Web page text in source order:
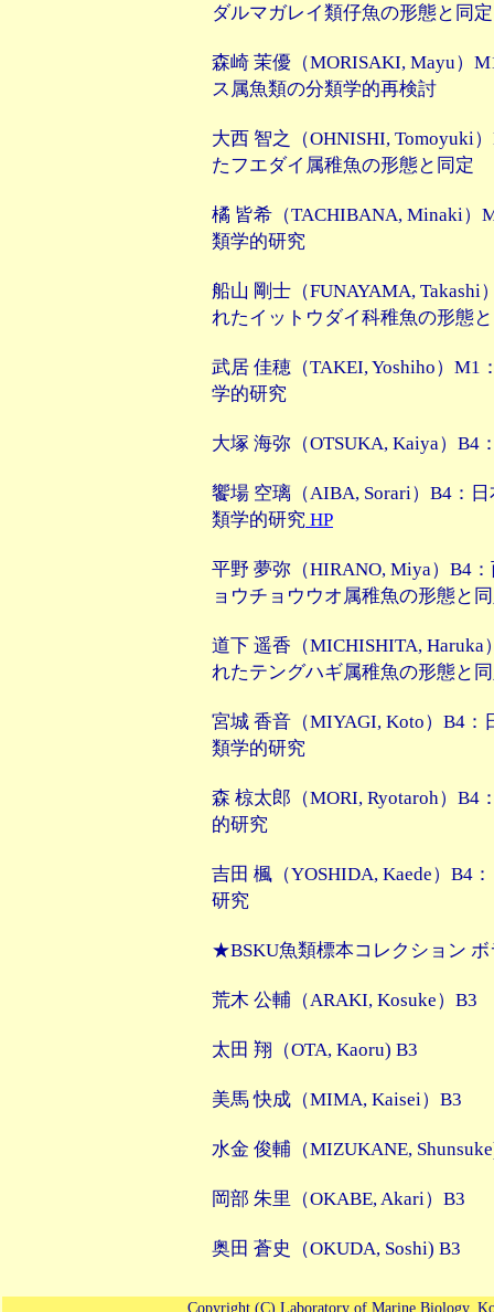
ダルマガレイ類仔魚の形態と同定
森崎 茉優（MORISAKI, Mayu）
ス属魚類の分類学的再検討
大西 智之（OHNISHI, Tomoyuki
たフエダイ属稚魚の形態と同定
橘 皆希（TACHIBANA, Minaki）
類学的研究
船山 剛士（FUNAYAMA,
れたイットウダイ科稚魚の形態
武居 佳穂（TAKEI, Yoshiho）
学的研究
大塚 海弥（OTSUKA, Kaiya）B4
饗場 空璃（AIBA, Sorari）B4：
類学的研究 HP
平野 夢弥（HIRANO, Miya）B4
ョウチョウウオ属稚魚の形態と
道下 遥香（MICHISHITA,
れたテングハギ属稚魚の形態と
宮城 香音（MIYAGI, Koto）B4
類学的研究
森 椋太郎（MORI, Ryotaroh）B4
的研究
吉田 楓（YOSHIDA, Kaede）B4
研究
★BSKU魚類標本コレクション
荒木 公輔（ARAKI, Kosuke）B3
太田 翔（OTA, Kaoru) B3
美馬 快成（MIMA, Kaisei）B3
水金 俊輔（MIZUKANE,
岡部 朱里（OKABE, Akari）B3
奥田 蒼史（OKUDA, Soshi) B3
Copyright (C) Laboratory of Marine Biology,